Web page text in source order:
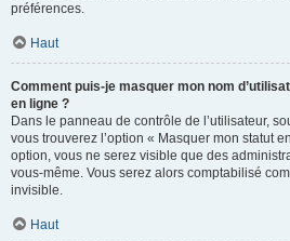
préférences.
Haut
Comment puis-je masquer mon nom
en ligne ?
Dans le panneau de contrôle de l’utilisateur,
vous trouverez l’option « Masquer mon statut
option, vous ne serez visible que des
vous-même. Vous serez alors comptabilisé
invisible.
Haut